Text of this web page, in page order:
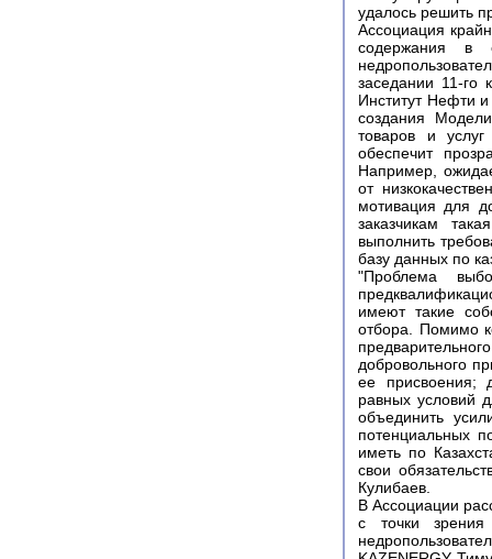
удалось решить
Ассоциация
содержания в
заседании 11-го
Институт Нефти
создания
товаров и
обеспечит
Например,
от
мотивация для
заказчикам
выполнить
базу данных по
"Проблема
имеют такие
отбора. Помимо
добровольного
ее присвоения;
равных условий
объединить
потенциальных
иметь по
свои
Кулибаев.
В Ассоциации
с точки